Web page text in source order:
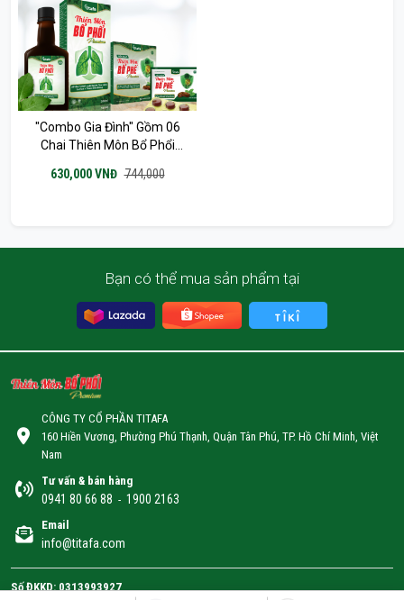
"Combo Gia Đình" Gồm 06
Chai Thiên Môn Bổ Phổi
Thiên Môn Bổ Phể
630,000 VNĐ 744,000
Bạn có thể mua sản phẩm tại
CÔNG TY CỔ PHẦN TITAFA
160 Hiền Vương, Phường Phú Thạnh, Quận Tân Phú, TP. Hồ Chí Minh, Việt
Nam
Tư vấn & bán hàng
0941 80 66 88 - 1900 2163
Email
info@titafa.com
Số ĐKKD: 0313993927